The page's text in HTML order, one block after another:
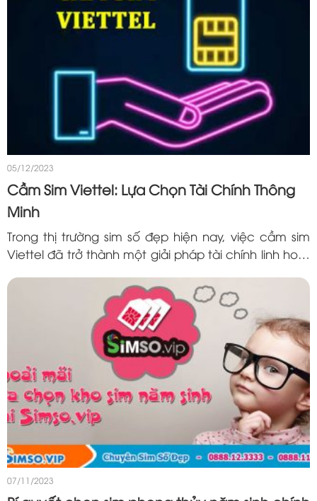
05/12/2023
Cầm Sim Viettel: Lựa Chọn Tài Chính Thông
Minh
Trong thị trường sim số đẹp hiện nay, việc cầm sim
Viettel đã trở thành một giải pháp tài chính linh hoạt
vụ này, chúng ta sẽ tìm...
07/11/2023